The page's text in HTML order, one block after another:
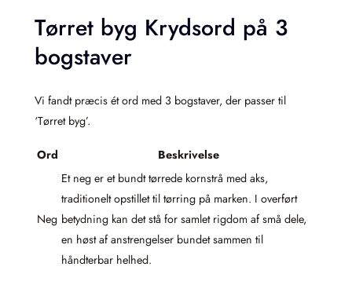
Tørret byg Krydsord på 3
bogstaver
Vi fandt præcis ét ord med 3 bogstaver, der passer til
‘Tørret byg’.
Ord Beskrivelse
Neg
Et neg er et bundt tørrede kornstrå med aks,
traditionelt opstillet til tørring på marken. I overført
betydning kan det stå for samlet rigdom af små dele,
en høst af anstrengelser bundet sammen til
håndterbar helhed.